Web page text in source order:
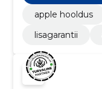
apple hooldus
lisagarantii